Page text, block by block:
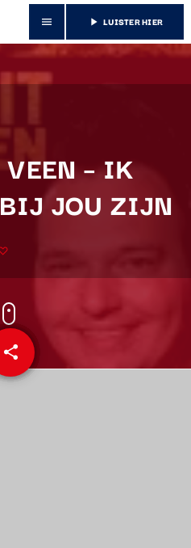
menu play_arrow LUISTER HIER
– IK
JOU ZIJN
share
email